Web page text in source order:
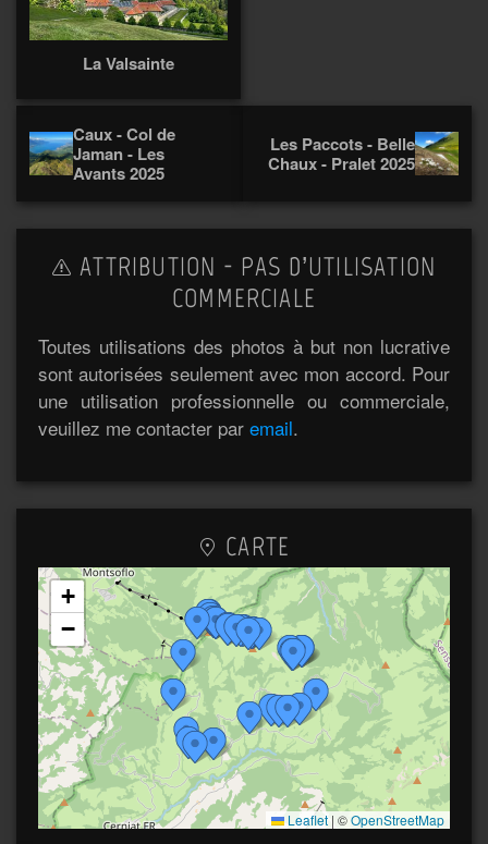
La Valsainte
Caux - Col de
Jaman - Les
Avants 2025
Les Paccots - Belle
Chaux - Pralet 2025
ATTRIBUTION - PAS D’UTILISATION
COMMERCIALE
Toutes utilisations des photos à but non lucrative
sont autorisées seulement avec mon accord. Pour
une utilisation professionnelle ou commerciale,
veuillez me contacter par email.
CARTE
+
−
Leaflet | ©OpenStreetMap